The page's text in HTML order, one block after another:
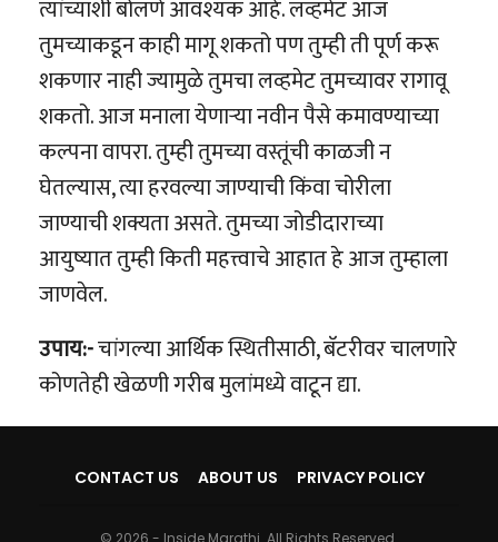
त्यांच्याशी बोलणे आवश्यक आहे. लव्हमेट आज
तुमच्याकडून काही मागू शकतो पण तुम्ही ती पूर्ण करू
शकणार नाही ज्यामुळे तुमचा लव्हमेट तुमच्यावर रागावू
शकतो. आज मनाला येणार्‍या नवीन पैसे कमावण्याच्या
कल्पना वापरा. तुम्ही तुमच्या वस्तूंची काळजी न
घेतल्यास, त्या हरवल्या जाण्याची किंवा चोरीला
जाण्याची शक्यता असते. तुमच्या जोडीदाराच्या
आयुष्यात तुम्ही किती महत्त्वाचे आहात हे आज तुम्हाला
जाणवेल.
उपाय:-चांगल्या आर्थिक स्थितीसाठी, बॅटरीवर चालणारे
कोणतेही खेळणी गरीब मुलांमध्ये वाटून द्या.
CONTACT US ABOUT US PRIVACY POLICY